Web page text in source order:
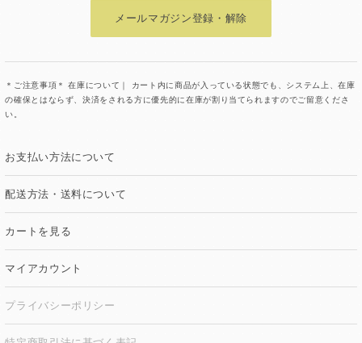
メールマガジン登録・解除
＊ご注意事項＊ 在庫について｜ カート内に商品が入っている状態でも、システム上、在庫
の確保とはならず、決済をされる方に優先的に在庫が割り当てられますのでご留意くださ
い。
お支払い方法について
配送方法・送料について
カートを見る
マイアカウント
プライバシーポリシー